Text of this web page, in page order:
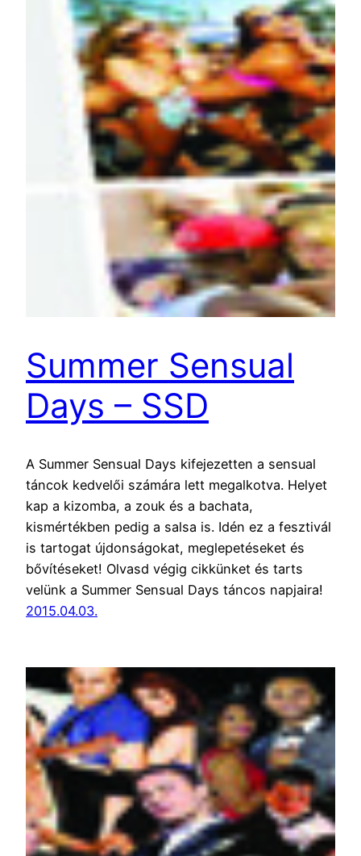
Summer Sensual
Days – SSD
A Summer Sensual Days kifejezetten a sensual
táncok kedvelői számára lett megalkotva. Helyet
kap a kizomba, a zouk és a bachata,
kismértékben pedig a salsa is. Idén ez a fesztivál
is tartogat újdonságokat, meglepetéseket és
bővítéseket! Olvasd végig cikkünket és tarts
velünk a Summer Sensual Days táncos napjaira!
2015.04.03.